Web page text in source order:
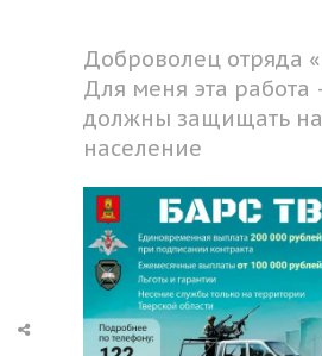
Share
Доброволец отряда
Для меня эта работа
должны защищать
население